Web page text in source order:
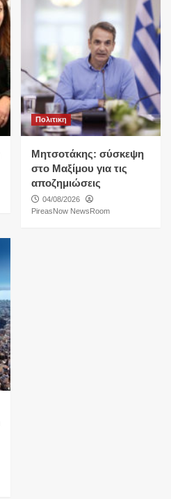
Πολιτικη
Μητσοτάκης: σύσκεψη
στο Μαξίμου για τις
αποζημιώσεις
04/08/2026
PireasNow NewsRoom